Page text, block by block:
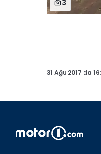
3
31 Ağu 2017 da